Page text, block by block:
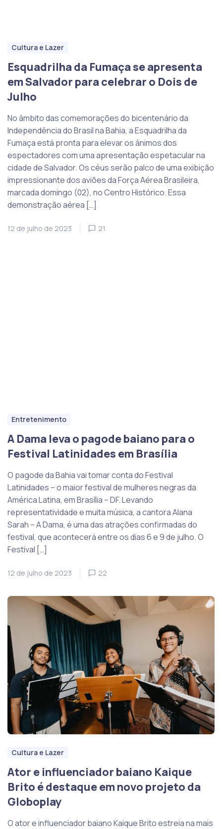
Cultura e Lazer
Esquadrilha da Fumaça se apresenta
em Salvador para celebrar o Dois de
Julho
No âmbito das comemorações do bicentenário da
Independência do Brasil na Bahia, a Esquadrilha da
Fumaça está pronta para elevar os ânimos dos
espectadores com uma apresentação espetacular na
cidade de Salvador. Os céus serão palco de uma exibição
impressionante dos aviões da Força Aérea Brasileira,
marcada domingo (02), no Centro Histórico. Essa
demonstração aérea […]
12 de julho de 2023 21
Entretenimento
A Dama leva o pagode baiano para o
Festival Latinidades em Brasília
O pagode da Bahia vai tomar conta do Festival
Latinidades – o maior festival de mulheres negras da
América Latina, em Brasília – DF. Levando
representatividade e muita música, a cantora Alana
Sarah – A Dama, é uma das atrações confirmadas do
festival, que acontecerá entre os dias 6 e 9 de julho. O
Festival […]
12 de julho de 2023 22
Cultura e Lazer
Ator e influenciador baiano Kaique
Brito é destaque em novo projeto da
Globoplay
O ator e influenciador baiano Kaique Brito estreia na mais